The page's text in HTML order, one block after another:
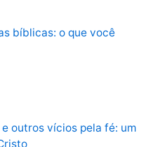
bíblicas: o que você
outros vícios pela fé: um